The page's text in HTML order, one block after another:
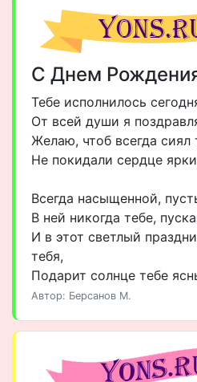
С Днем
Тебе исполнилось
От всей души я
Желаю, чтоб всегда сиял
Не покидали сердце
Всегда насыщенной,
В ней никогда тебе,
И в этот светлый
тебя,
Подарит солнце тебе
Автор: Берсанов М.